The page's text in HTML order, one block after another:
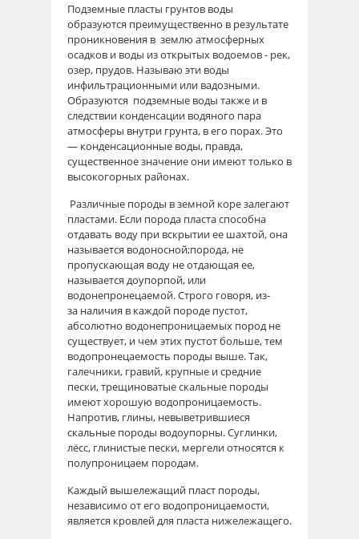
Подземные пласты грунтов воды
образуются преимущественно в результате
проникновения в землю атмосферных
осадков и воды из открытых водоемов - рек,
озер, прудов. Называю эти воды
инфильтрационными или вадозными.
Образуются подземные воды также и в
следствии конденсации водяного пара
атмосферы внутри грунта, в его порах. Это
— конденсационные воды, правда,
существенное значение они имеют только в
высокогорных районах.
Различные породы в земной коре залегают
пластами. Если порода пласта способна
отдавать воду при вскрытии ее шахтой, она
называется водоносной;порода, не
пропускающая воду не отдающая ее,
называется доупорпой, или
водонепронецаемой. Строго говоря, из-
за наличия в каждой породе пустот,
абсолютно водонепроницаемых пород не
существует, и чем этих пустот больше, тем
водопронецаемость породы выше. Так,
галечники, гравий, крупные и средние
пески, трещиноватые скальные породы
имеют хорошую водопроницаемость.
Напротив, глины, невыветрившиеся
скальные породы водоупорны. Суглинки,
лёсс, глинистые пески, мергели относятся к
полупроницаем породам.
Каждый вышележащий пласт породы,
независимо от его водопроницаемости,
является кровлей для пласта нижележащего.